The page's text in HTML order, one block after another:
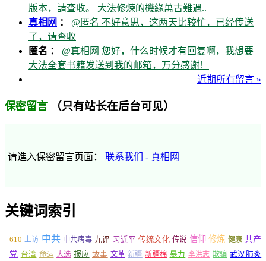
版本，請查收。 大法修煉的機緣萬古難遇..
真相网 ： @匿名 不好意思，这两天比较忙，已经传送
了，请查收
匿名 ： @真相网 您好，什么时候才有回复啊，我想要
大法全套书籍发送到我的邮箱，万分感谢！
近期所有留言 »
保密留言 （只有站长在后台可见）
请進入保密留言页面： 联系我们 - 真相网
关键词索引
610 上访 中共 中共病毒 九评 习近平 传统文化 传说 信仰 修炼 健康 共产
党 台湾 命运 大选 报应 故事 文革 新疆 新疆棉 暴力 李洪志 欺骗 武汉肺炎